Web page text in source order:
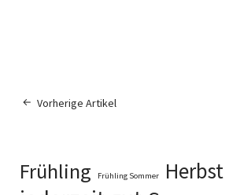
Vorherige Artikel
Frühling Frühling Sommer Herbst